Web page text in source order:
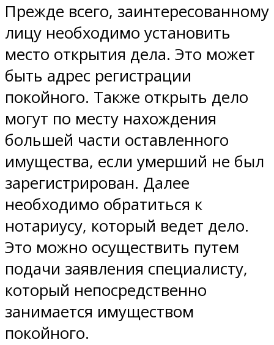
Прежде всего, заинтересованному
лицу необходимо установить
место открытия дела. Это может
быть адрес регистрации
покойного. Также открыть дело
могут по месту нахождения
большей части оставленного
имущества, если умерший не был
зарегистрирован. Далее
необходимо обратиться к
нотариусу, который ведет дело.
Это можно осуществить путем
подачи заявления специалисту,
который непосредственно
занимается имуществом
покойного.